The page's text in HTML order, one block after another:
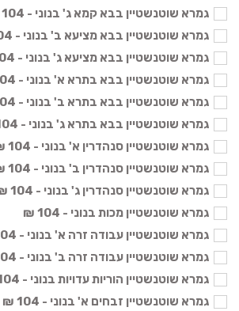
גמרא שוטנשטיין בבא קמא ג' בנוני - 104 ₪
גמרא שוטנשטיין בבא מציעא ב' בנוני - 104 ₪
גמרא שוטנשטיין בבא מציעא ג' בנוני - 104 ₪
גמרא שוטנשטיין בבא בתרא א' בנוני - 104 ₪
גמרא שוטנשטיין בבא בתרא ב' בנוני - 104 ₪
גמרא שוטנשטיין בבא בתרא ג' בנוני - 104 ₪
גמרא שוטנשטיין סנהדרין א' בנוני - 104 ₪
גמרא שוטנשטיין סנהדרין ב' בנוני - 104 ₪
גמרא שוטנשטיין סנהדרין ג' בנוני - 104 ₪
גמרא שוטנשטיין מכות בנוני - 104 ₪
גמרא שוטנשטיין עבודה זרה א' בנוני - 104 ₪
גמרא שוטנשטיין עבודה זרה ב' בנוני - 104 ₪
גמרא שוטנשטיין הוריות עדויות בנוני - 104 ₪
גמרא שוטנשטיין זבחים א' בנוני - 104 ₪